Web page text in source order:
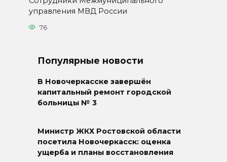
управления МВД России
76
Популярные новости
В Новочеркасске завершён
капитальный ремонт городской
больницы № 3
Министр ЖКХ Ростовской области
посетила Новочеркасск: оценка
ущерба и планы восстановления